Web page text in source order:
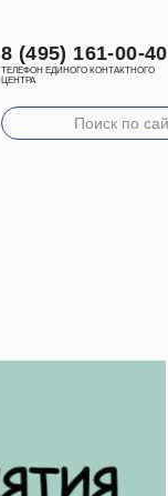
8 (495) 161-00-40
ТЕЛЕФОН ЕДИНОГО КОНТАКТНОГО
ЦЕНТРА